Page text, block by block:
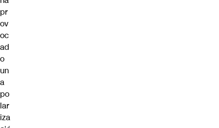
pr
ov
oc
ad
o
un
a
po
lar
iza